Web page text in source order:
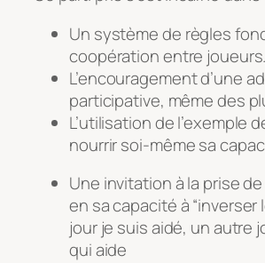
Un système de règles
coopération entre joueurs.
L’encouragement d’une
participative, même des
L’utilisation de l’exemple
nourrir soi-même sa
Une invitation à la prise
en sa capacité à “inverser
jour je suis aidé, un autre
qui aide